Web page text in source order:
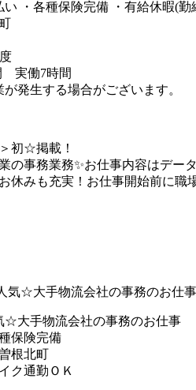
い ・各種保険完備 ・有給休暇(
実働7時間
発生する場合がございます。
初☆掲載！
の事務業務✨お仕事内容はデ
休みも充実！お仕事開始前に
気☆大手物流会社の事務のお仕事
保険完備
根北町
ク通勤ＯＫ